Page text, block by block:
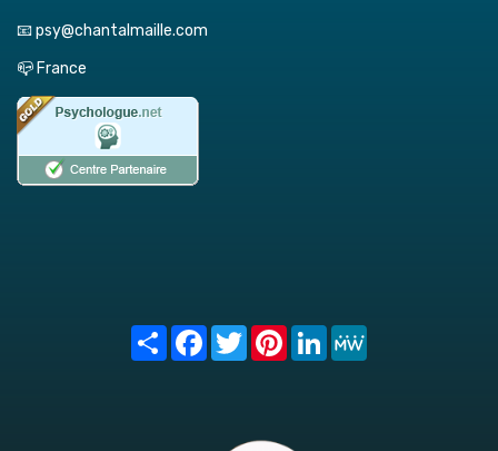
📧 psy@chantalmaille.com
📪 France
Share FacebookTwitterPinterest
LinkedIn